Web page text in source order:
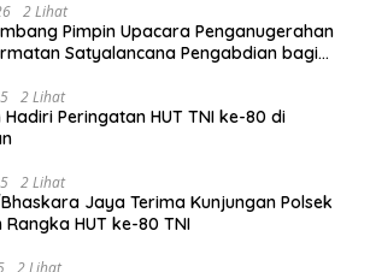
2 Lihat
Pimpin Upacara Penganugerahan
Satyalancana Pengabdian bagi
2 Lihat
Hadiri Peringatan HUT TNI ke-80 di
2 Lihat
Jaya Terima Kunjungan Polsek